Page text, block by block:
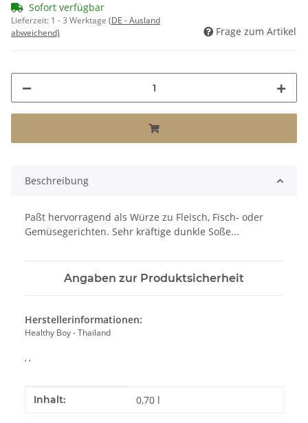
Sofort verfügbar
Lieferzeit: 1 - 3 Werktage (DE - Ausland
abweichend)
Frage zum Artikel
Beschreibung
Paßt hervorragend als Würze zu Fleisch, Fisch- oder
Gemüsegerichten. Sehr kräftige dunkle Soße...
Angaben zur Produktsicherheit
Herstellerinformationen:
Healthy Boy - Thailand
, ,
Produkteigenschaft
Wert
Inhalt: 0,70 l